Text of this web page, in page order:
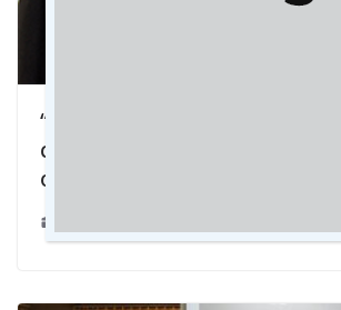
“Servidor do povo”: Vereador
conquistas na saúde e
o município de Jateí